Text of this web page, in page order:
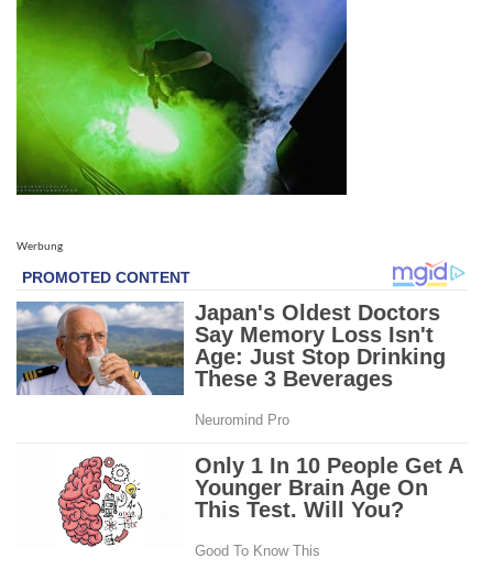
Werbung